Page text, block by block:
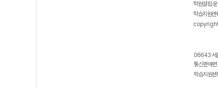
학원설립·
학습지원
06643 서
통신판매
학습지원